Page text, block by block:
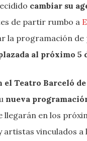
cambiar su
de partir rumbo a
la programación
al próximo 5
el Teatro Barceló
nueva
llegarán en los
artistas vinculados